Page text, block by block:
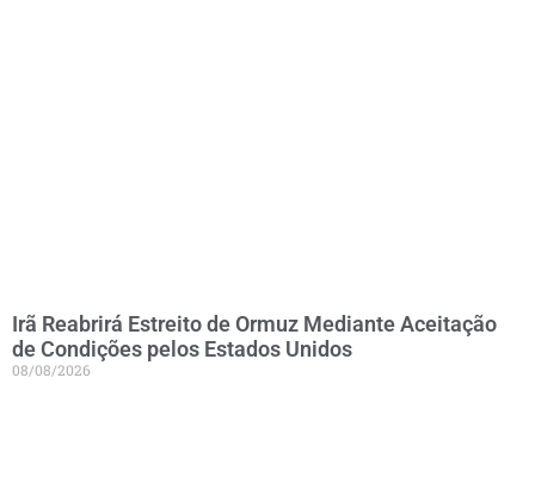
Irã Reabrirá Estreito de Ormuz Mediante Aceitação
de Condições pelos Estados Unidos
08/08/2026